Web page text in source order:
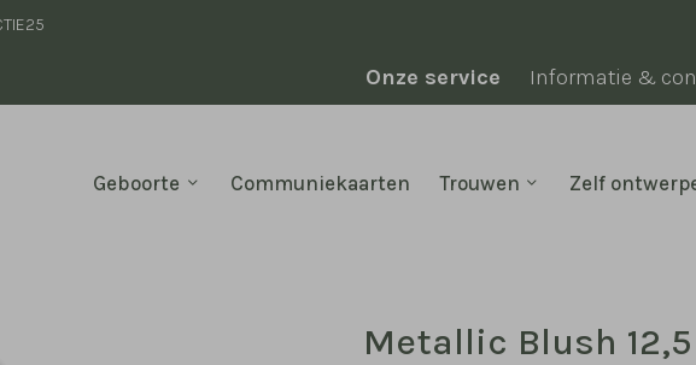
Onze service Informatie &
Geboorte Communiekaarten Trouwen Zelf
Metallic Blush 12,5